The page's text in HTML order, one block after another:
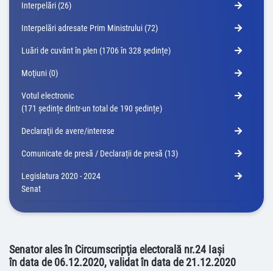
Interpelări (26)
Interpelări adresate Prim Ministrului (72)
Luări de cuvânt în plen (1706 în 328 ședințe)
Moţiuni (0)
Votul electronic
(171 ședințe dintr-un total de 190 ședințe)
Declaraţii de avere/interese
Comunicate de presă / Declarații de presă (13)
Legislatura 2020 - 2024
Senat
Senator ales în Circumscripţia electorală nr.24 Iaşi
în data de 06.12.2020, validat în data de 21.12.2020